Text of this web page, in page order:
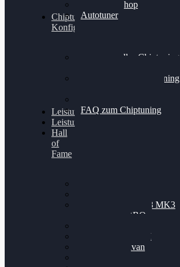
Alientech Shop
Autotuner
Chiptuning
Konfigurator
Professionelles Chiptuning
Professionelles Chiptuning
FAQ zum Chiptuning
Leistungsmessung
Leistungsprüfstand
Hall
of
Fame
Nissan GT-R35 3.8 MK3
V6 TWINTURBO
VW Passat 2.0TDI
VW T6 Multivan